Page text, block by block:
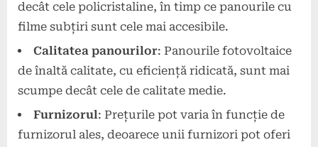
decât cele policristaline, în timp ce panourile cu
filme subțiri sunt cele mai accesibile.
Calitatea panourilor: Panourile fotovoltaice
de înaltă calitate, cu eficiență ridicată, sunt mai
scumpe decât cele de calitate medie.
Furnizorul: Prețurile pot varia în funcție de
furnizorul ales, deoarece unii furnizori pot oferi